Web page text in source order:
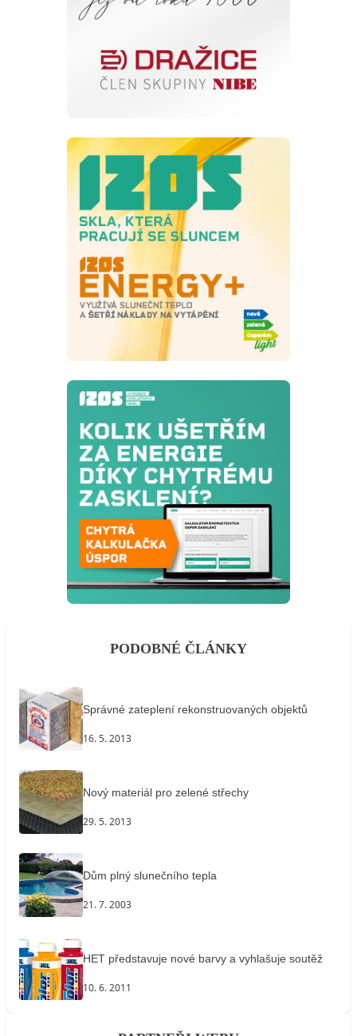
PODOBNÉ ČLÁNKY
Správné zateplení rekonstruovaných objektů
16. 5. 2013
Nový materiál pro zelené střechy
29. 5. 2013
Dům plný slunečního tepla
21. 7. 2003
HET představuje nové barvy a vyhlašuje soutěž
10. 6. 2011